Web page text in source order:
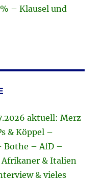
– Klausel und
aktuell: Merz
& Köppel –
Bothe – AfD –
Afrikaner & Italien
& vieles